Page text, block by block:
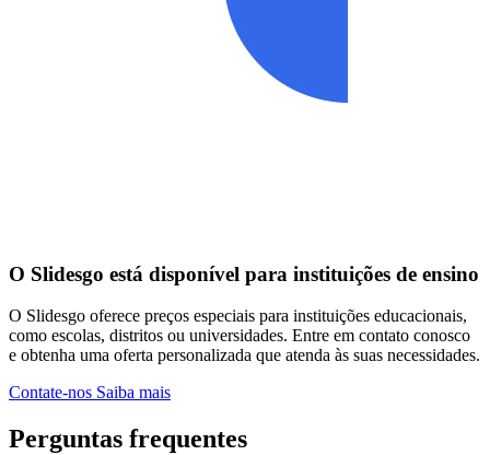
O Slidesgo está disponível para instituições de ensino
O Slidesgo oferece preços especiais para instituições educacionais,
como escolas, distritos ou universidades. Entre em contato conosco
e obtenha uma oferta personalizada que atenda às suas necessidades.
Contate-nos Saiba mais
Perguntas frequentes